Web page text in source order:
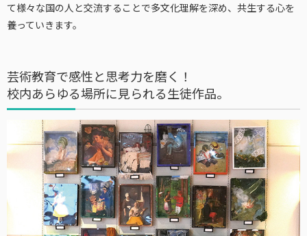
て様々な国の人と交流することで多文化理解を深め、共生する心を
養っていきます。
芸術教育で感性と思考力を磨く！
校内あらゆる場所に見られる生徒作品。